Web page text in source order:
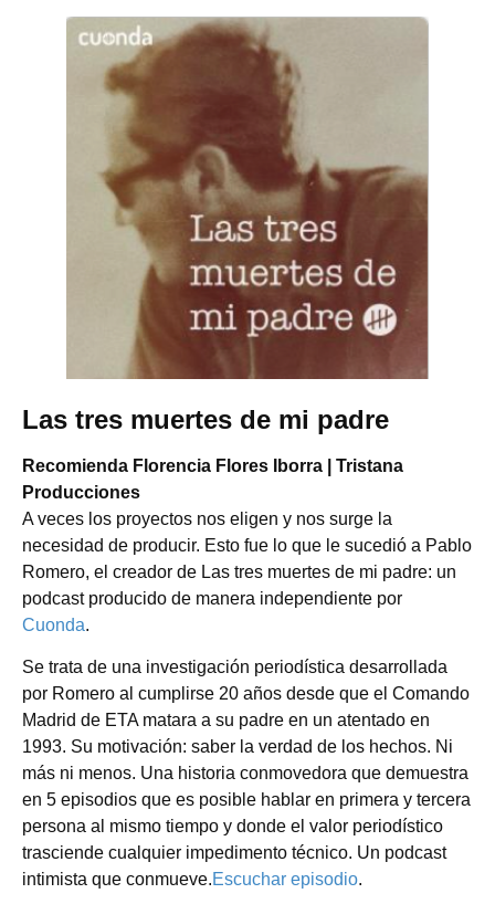
Las tres muertes de mi padre
Recomienda Florencia Flores Iborra | Tristana
Producciones
A veces los proyectos nos eligen y nos surge la
necesidad de producir. Esto fue lo que le sucedió a Pablo
Romero, el creador de Las tres muertes de mi padre: un
podcast producido de manera independiente por
Cuonda.
Se trata de una investigación periodística desarrollada
por Romero al cumplirse 20 años desde que el Comando
Madrid de ETA matara a su padre en un atentado en
1993. Su motivación: saber la verdad de los hechos. Ni
más ni menos. Una historia conmovedora que demuestra
en 5 episodios que es posible hablar en primera y tercera
persona al mismo tiempo y donde el valor periodístico
trasciende cualquier impedimento técnico. Un podcast
intimista que conmueve.Escuchar episodio.